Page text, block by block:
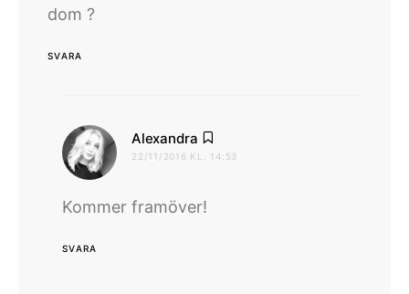
dom ?
SVARA
Alexandra
22/11/2016 KL. 14:53
Kommer framöver!
SVARA